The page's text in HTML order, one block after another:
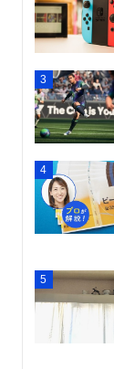
3
4
5